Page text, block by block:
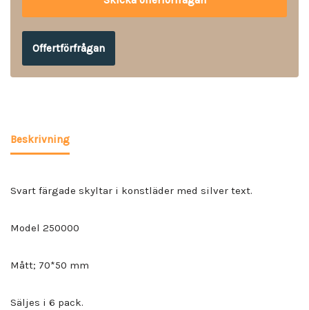
Offertförfrågan
Beskrivning
Svart färgade skyltar i konstläder med silver text.
Model 250000
Mått; 70*50 mm
Säljes i 6 pack.